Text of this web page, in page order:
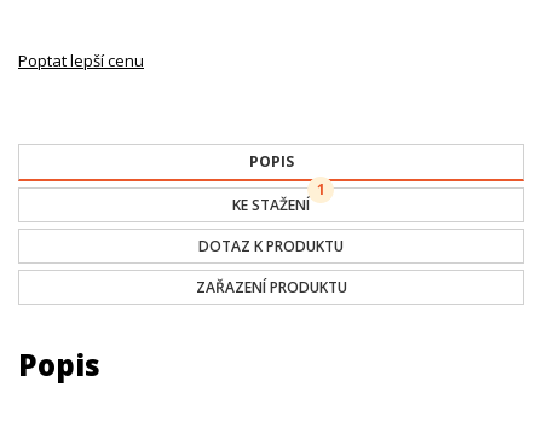
Poptat lepší cenu
POPIS
KE STAŽENÍ
1
DOTAZ K PRODUKTU
ZAŘAZENÍ PRODUKTU
Popis